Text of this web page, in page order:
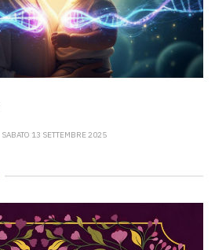
SABATO 13 SETTEMBRE 2025